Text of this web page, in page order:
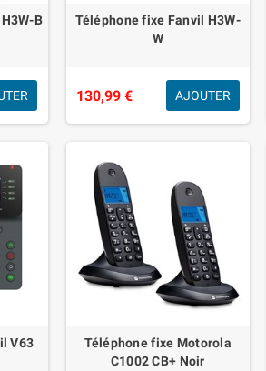
B
Téléphone fixe Fanvil H3W-
W
130,99 € AJOUTER
V63
Téléphone fixe Motorola
C1002 CB+ Noir